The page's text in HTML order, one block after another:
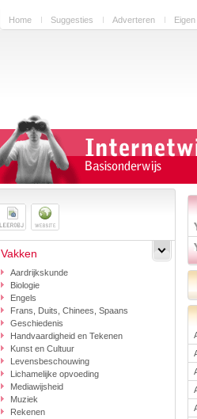
Home Suggesties Adverteren
Vakken
Aardrijkskunde
Biologie
Engels
Frans, Duits, Chinees, Spaans
Geschiedenis
Handvaardigheid en Tekenen
Kunst en Cultuur
Levensbeschouwing
Lichamelijke opvoeding
Mediawijsheid
Muziek
Rekenen